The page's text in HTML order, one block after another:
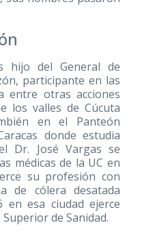
hijo del General de
participante en las
entre otras acciones
los valles de Cúcuta
en el Panteón
donde estudia
Dr. José Vargas se
médicas de la UC en
su profesión con
de cólera desatada
en esa ciudad ejerce
de Sanidad.